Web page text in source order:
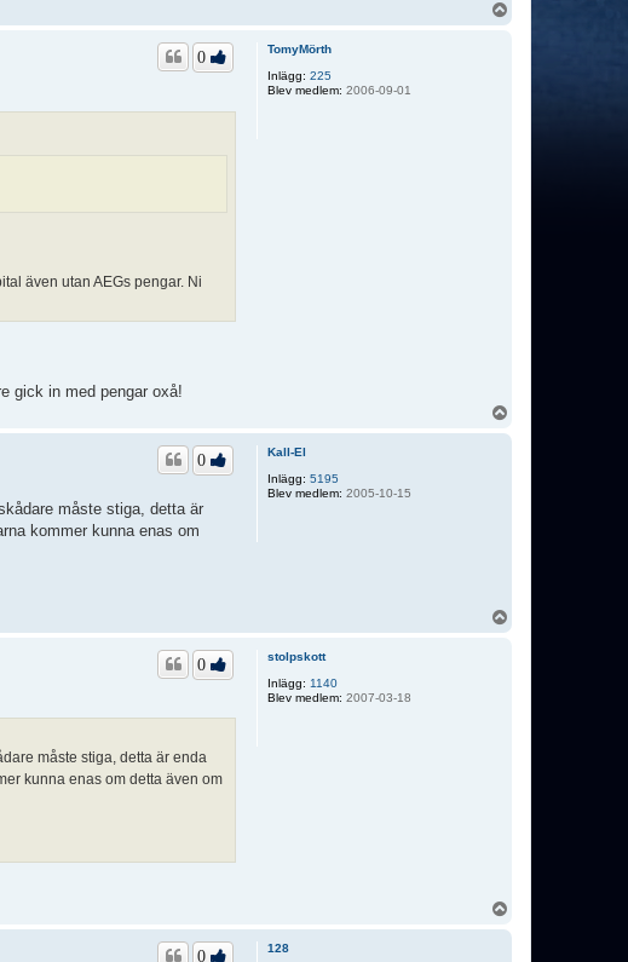
D
e
8
TomyMörth
Inlägg: 225
Blev medlem: 2006-09-01
0
även utan AEGs pengar. Ni
gick in med pengar oxå!
Kall-El
Inlägg: 5195
Blev medlem: 2005-10-15
0
måste stiga, detta är
kommer kunna enas om
stolpskott
Inlägg: 1140
Blev medlem: 2007-03-18
0
måste stiga, detta är enda
kunna enas om detta även om
128
0